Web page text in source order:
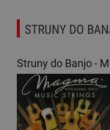
STRUNY DO
Struny do Banjo -